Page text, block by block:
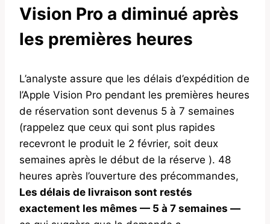
Vision Pro a diminué après
les premières heures
L’analyste assure que les délais d’expédition de
l’Apple Vision Pro pendant les premières heures
de réservation sont devenus 5 à 7 semaines
(rappelez que ceux qui sont plus rapides
recevront le produit le 2 février, soit deux
semaines après le début de la réserve ). 48
heures après l’ouverture des précommandes,
Les délais de livraison sont restés
exactement les mêmes — 5 à 7 semaines —